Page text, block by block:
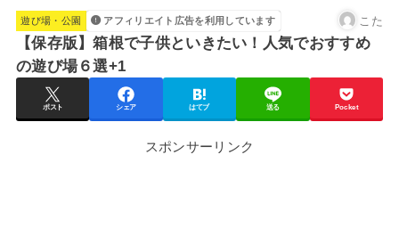
遊び場・公園 アフィリエイト広告を利用しています こた
【保存版】箱根で子供といきたい！人気でおすすめ
の遊び場６選+1
ポスト シェア はてブ 送る Pocket
スポンサーリンク